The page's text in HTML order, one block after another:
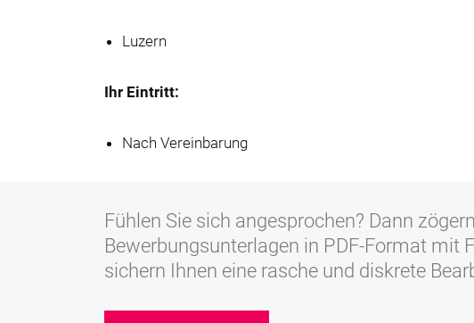
Luzern
Ihr Eintritt:
Nach Vereinbarung
Fühlen Sie sich angesprochen? Dann
Bewerbungsunterlagen in PDF-Format mit
sichern Ihnen eine rasche und diskrete